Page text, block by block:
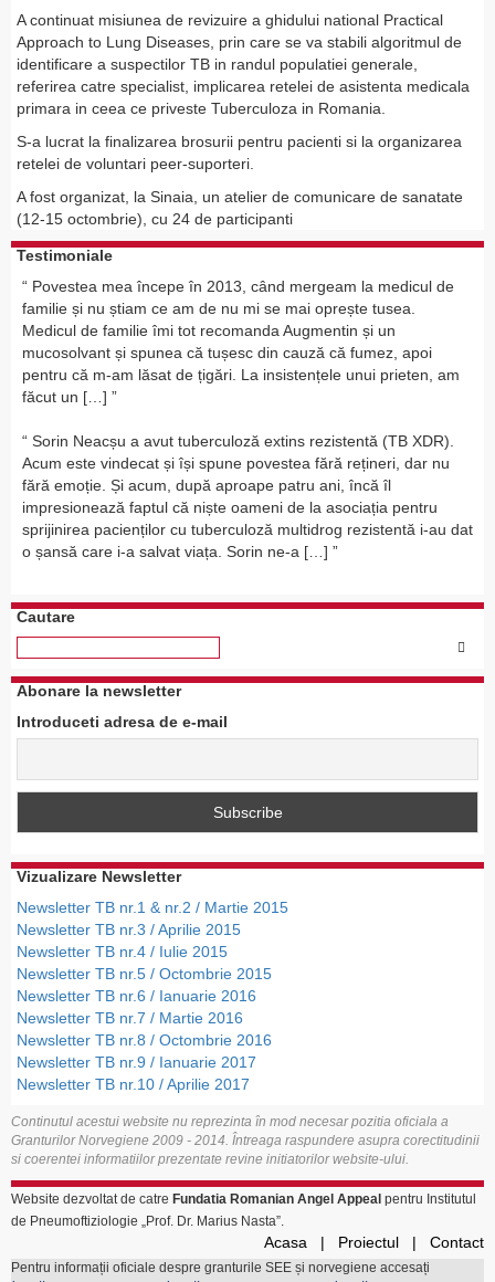
A continuat misiunea de revizuire a ghidului national Practical
Approach to Lung Diseases, prin care se va stabili algoritmul de
identificare a suspectilor TB in randul populatiei generale,
referirea catre specialist, implicarea retelei de asistenta medicala
primara in ceea ce priveste Tuberculoza in Romania.
S-a lucrat la finalizarea brosurii pentru pacienti si la organizarea
retelei de voluntari peer-suporteri.
A fost organizat, la Sinaia, un atelier de comunicare de sanatate
(12-15 octombrie), cu 24 de participanti
Testimoniale
Povestea mea începe în 2013, când mergeam la medicul de
familie și nu știam ce am de nu mi se mai oprește tusea.
Medicul de familie îmi tot recomanda Augmentin și un
mucosolvant și spunea că tușesc din cauză că fumez, apoi
pentru că m-am lăsat de țigări. La insistențele unui prieten, am
făcut un […]
Sorin Neacșu a avut tuberculoză extins rezistentă (TB XDR).
Acum este vindecat și își spune povestea fără rețineri, dar nu
fără emoție. Și acum, după aproape patru ani, încă îl
impresionează faptul că niște oameni de la asociația pentru
sprijinirea pacienților cu tuberculoză multidrog rezistentă i-au dat
o șansă care i-a salvat viața. Sorin ne-a […]
Cautare
Abonare la newsletter
Introduceti adresa de e-mail
Vizualizare Newsletter
Newsletter TB nr.1 & nr.2 / Martie 2015
Newsletter TB nr.3 / Aprilie 2015
Newsletter TB nr.4 / Iulie 2015
Newsletter TB nr.5 / Octombrie 2015
Newsletter TB nr.6 / Ianuarie 2016
Newsletter TB nr.7 / Martie 2016
Newsletter TB nr.8 / Octombrie 2016
Newsletter TB nr.9 / Ianuarie 2017
Newsletter TB nr.10 / Aprilie 2017
Continutul acestui website nu reprezinta în mod necesar pozitia oficiala a
Granturilor Norvegiene 2009 - 2014. Întreaga raspundere asupra corectitudinii
si coerentei informatiilor prezentate revine initiatorilor website-ului.
Website dezvoltat de catre Fundatia Romanian Angel Appeal pentru Institutul
de Pneumoftiziologie „Prof. Dr. Marius Nasta”.
Acasa Proiectul Contact
Pentru informații oficiale despre granturile SEE și norvegiene accesați